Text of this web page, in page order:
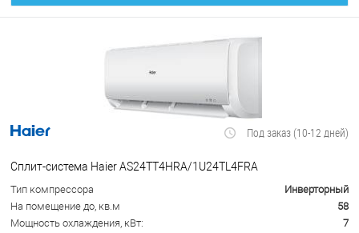
Под заказ (10-12 дней)
Сплит-система Haier AS24TT4HRA/1U24TL4FRA
Тип компрессора
Инверторный
На помещение до, кв.м
58
Мощность охлаждения, кВт:
7